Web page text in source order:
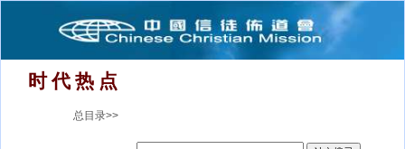
时 代 热 点
总目录>>